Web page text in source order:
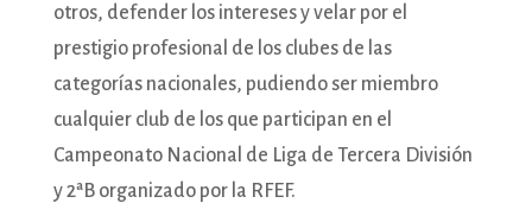
otros, defender los intereses y velar por el
prestigio profesional de los clubes de las
categorías nacionales, pudiendo ser miembro
cualquier club de los que participan en el
Campeonato Nacional de Liga de Tercera División
y 2ªB organizado por la RFEF.